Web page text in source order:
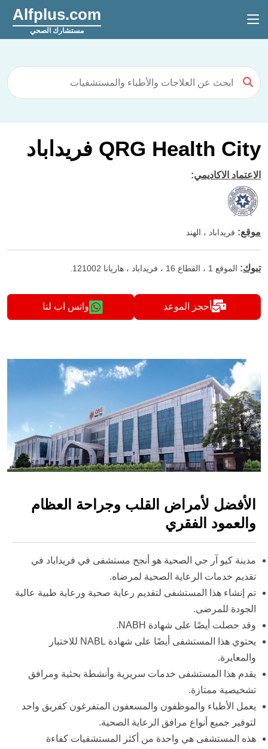
Alfplus.com
مستشارك الصحي
QRG Health City فريداباد
الأفضل لأمراض القلب وجراحة العظام
والعمود الفقري
مدينة كيو آر جي الصحية هو أنجح مستشفى في فريداباد في
تقديم خدمات الرعاية الصحية لمرضاه.
تم إنشاء هذا المستشفى لتقديم رعاية صحية ورعاية طبية عالية
الجودة للمرضى.
وقد حصلت أيضًا على شهادة NABH.
يحتوي هذا المستشفى أيضًا على شهادة NABL للاختبار
والمعايرة.
يقدم هذا المستشفى خدمات سريرية وأنشطة بحثية ومرافق
تشخيصية ممتازة.
يعمل الأطباء والموظفون والمسعفون المتفرغون كفريق واحد
لتوفير جميع أنواع مرافق الرعاية الصحية.
هذه المستشفى هي واحدة من أكثر المستشفيات كفاءة
الاعتماد الاكاديمي:
موقع: فريداباد ، الهند
تبوك: الموقع 1 ، القطاع 16 ، فريداباد ، هاريانا 121002.
أحجز الموعد واتس اب لنا